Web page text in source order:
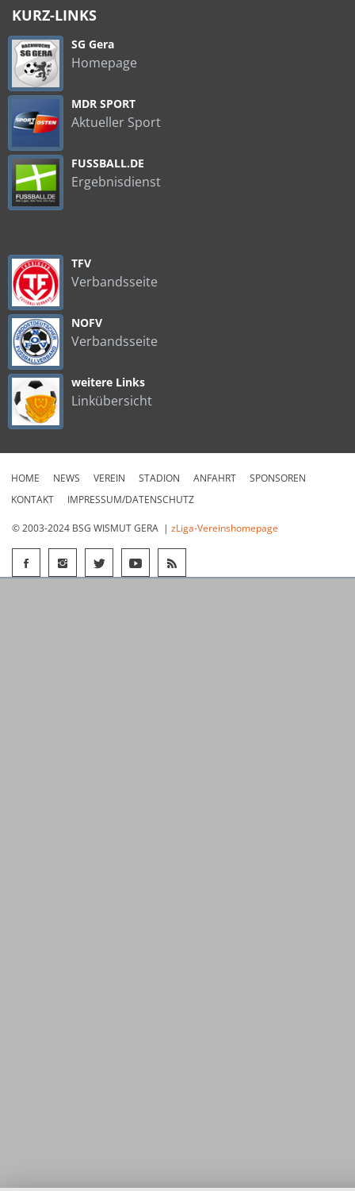
KURZ-LINKS
SG Gera
Homepage
MDR SPORT
Aktueller Sport
FUSSBALL.DE
Ergebnisdienst
TFV
Verbandsseite
NOFV
Verbandsseite
weitere Links
Linkübersicht
HOME NEWS VEREIN STADION ANFAHRT
SPONSOREN
KONTAKT
IMPRESSUM/DATENSCHUTZ
© 2003-2024 BSG WISMUT GERA | zLiga-Vereinshomepage